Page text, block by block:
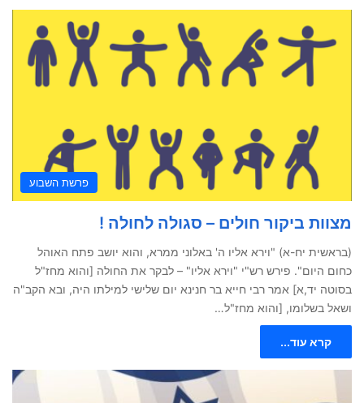
פרשת השבוע
מצוות ביקור חולים – סגולה לחולה !
(בראשית יח-א) "וירא אליו ה' באלוני ממרא, והוא יושב פתח האוהל
כחום היום". פירש רש"י "וירא אליו" – לבקר את החולה [והוא מחז"ל
בסוטה יד,א] אמר רבי חייא בר חנינא יום שלישי למילתו היה, ובא הקב"ה
ושאל בשלומו, [והוא מחז"ל…
קרא עוד...